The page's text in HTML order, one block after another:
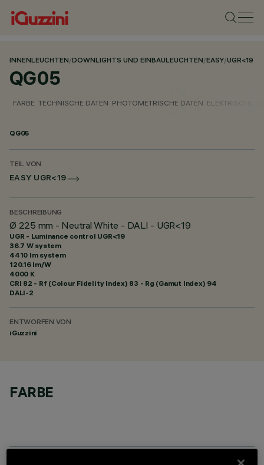
INNENLEUCHTEN/DOWNLIGHTS UND EINBAULEUCHTEN/EASY/UGR<19
QG05
FARBE TECHNISCHE DATEN PHOTOMETRISCHE DATEN ELEKTRISCHE
QG05
TEIL VON
EASY UGR<19
BESCHREIBUNG
Ø 225 mm - Neutral White - DALI - UGR<19
UGR - Luminance control UGR<19
36.7 W system
4410 lm system
120.16 lm/W
4000 K
CRI 82 - Rf (Colour Fidelity Index) 83 - Rg (Gamut Index) 94
DALI-2
ENTWORFEN VON
iGuzzini
FARBE